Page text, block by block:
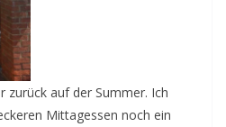
zurück auf der Summer. Ich
Mittagessen noch ein